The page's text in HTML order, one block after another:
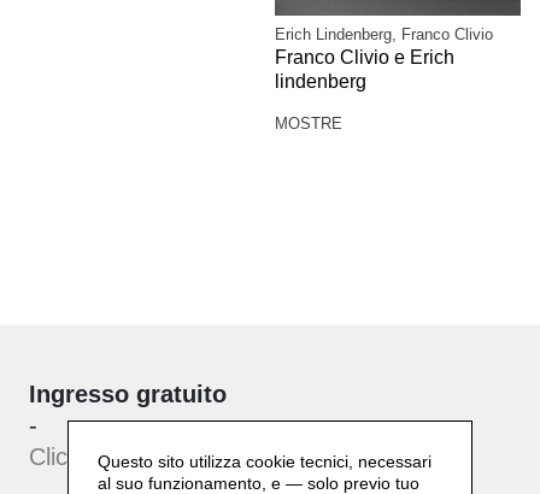
Erich Lindenberg, Franco Clivio
Franco Clivio e Erich
lindenberg
MOSTRE
Ingresso gratuito
-
Clicca quiper iscriverti allanewsletter
Questo sito utilizza cookie tecnici, necessari
al suo funzionamento, e — solo previo tuo